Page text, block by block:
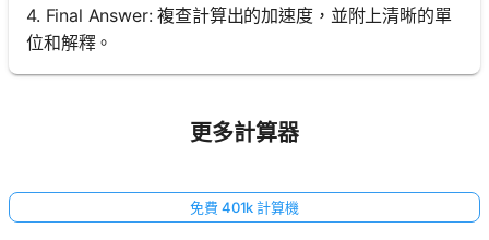
4. Final Answer: 複查計算出的加速度，並附上清晰的單
位和解釋。
更多計算器
免費 401k 計算機